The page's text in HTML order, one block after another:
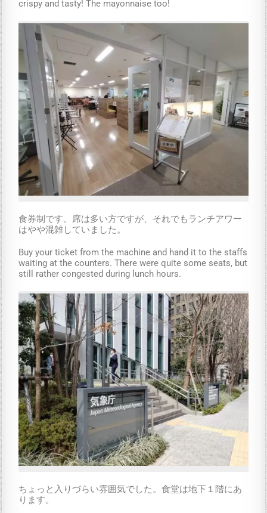
crispy and tasty! The mayonnaise too!
食券制です。席は多い方ですが、それでもランチアワー
はやや混雑していました。
Buy your ticket from the machine and hand it to the staffs
waiting at the counters. There were quite some seats, but
still rather congested during lunch hours.
ちょっと入りづらい雰囲気でした。食堂は地下１階にあ
ります。